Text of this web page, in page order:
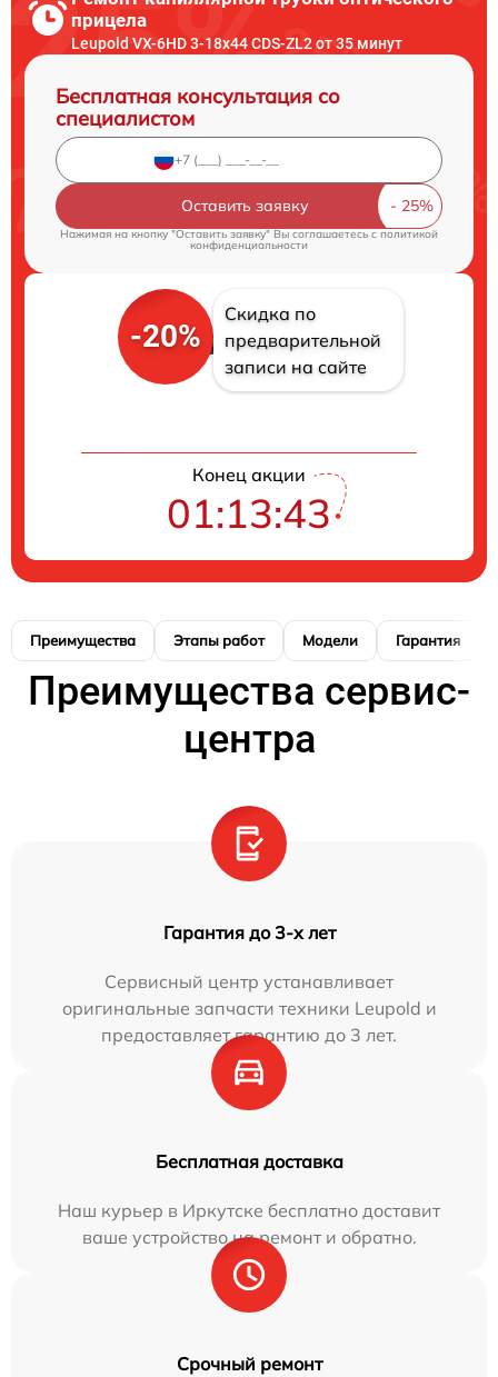
прицела
Leupold VX-6HD 3-18x44 CDS-ZL2 от 35 минут
Бесплатная консультация со
специалистом
Оставить заявку
Нажимая на кнопку "Оставить заявку" Вы соглашаетесь cполитикой
конфиденциальности
-20%
Скидка по
предварительной
записи на сайте
Конец акции
01:13:42
Преимущества Этапы работ Модели Гарантия
Преимущества сервис-
центра
Гарантия до 3-х лет
Сервисный центр устанавливает
оригинальные запчасти техники Leupold и
предоставляет гарантию до 3 лет.
Бесплатная доставка
Наш курьер в Иркутске бесплатно доставит
ваше устройство на ремонт и обратно.
Срочный ремонт